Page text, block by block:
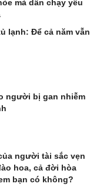
mà dần chạy yếu
lạnh: Để cả năm vẫn
người bị gan nhiễm
người tài sắc vẹn
hoa, cả đời hòa
bạn có không?